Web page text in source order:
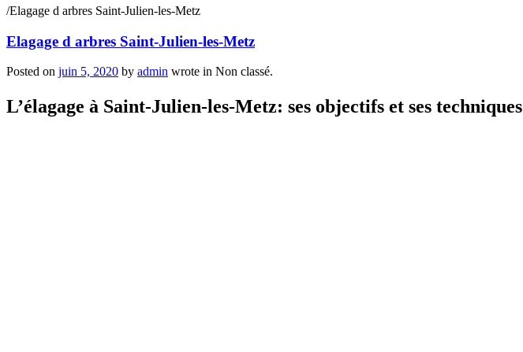
/Elagage d arbres Saint-Julien-les-Metz
Elagage d arbres Saint-Julien-les-Metz
Posted on juin 5, 2020 by admin wrote in Non classé.
L’élagage à Saint-Julien-les-Metz: ses objectifs et ses techniques